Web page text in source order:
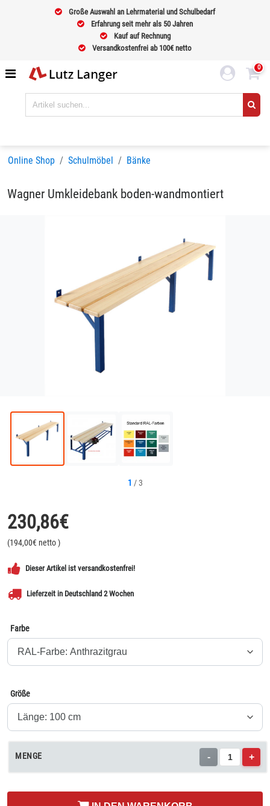
Große Auswahl an Lehrmaterial und Schulbedarf
Erfahrung seit mehr als 50 Jahren
Kauf auf Rechnung
Versandkostenfrei ab 100€ netto
0
Online Shop Schulmöbel Bänke
Wagner Umkleidebank boden-wandmontiert
1 /3
230,86€
(194,00€ netto)
Dieser Artikel ist versandkostenfrei!
Lieferzeit in Deutschland 2 Wochen
Farbe
Größe
MENGE - +